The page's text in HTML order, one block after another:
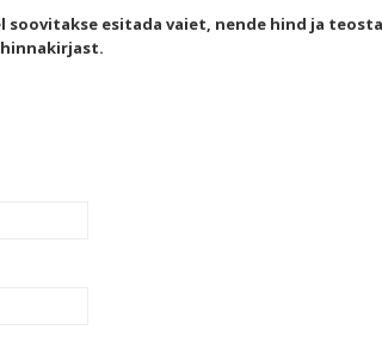
soovitakse esitada vaiet, nende hind ja